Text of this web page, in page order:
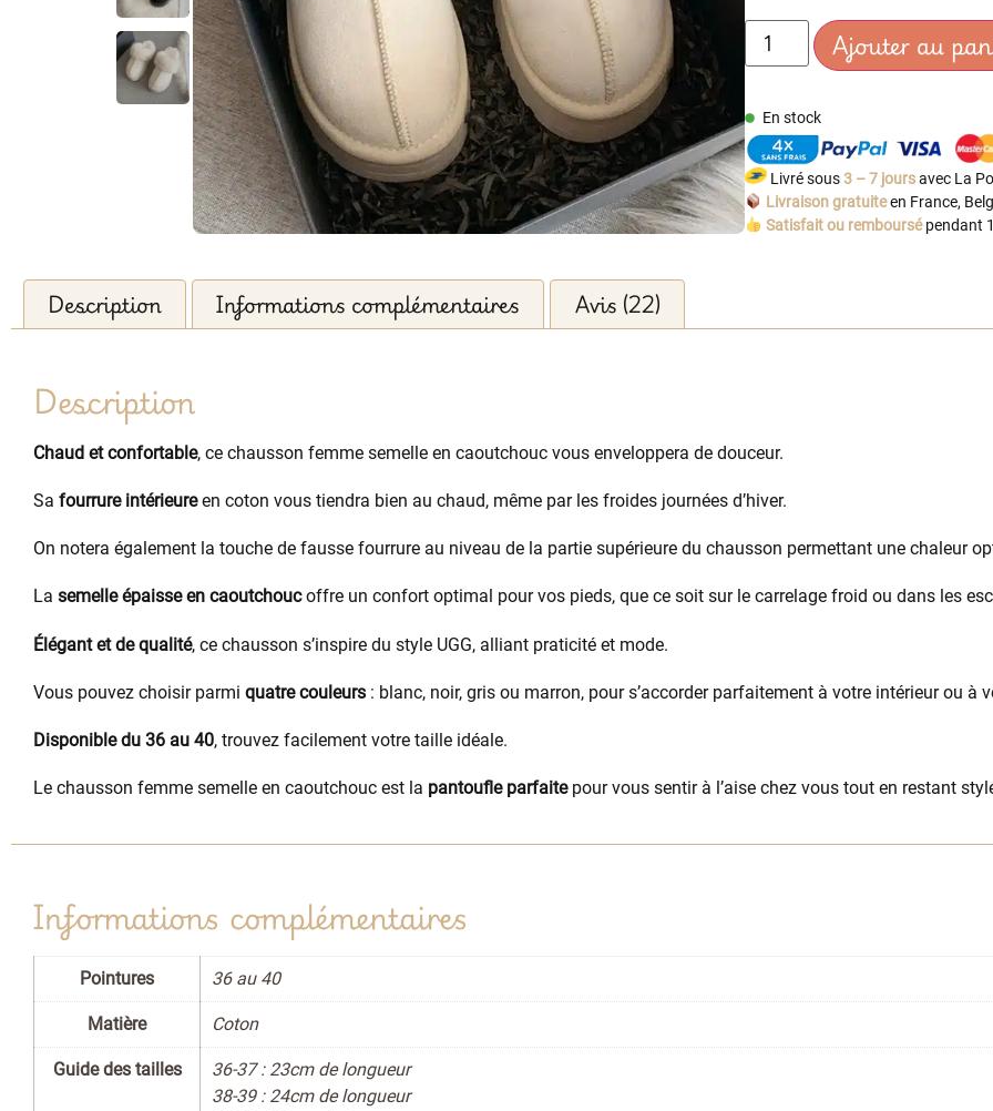
Ajouter au
En stock
Livré sous3 – 7 joursavec La
Livraison gratuiteen France,
Satisfait ou remboursépendant
Description Informations complémentaires Avis (22)
Description
Chaud et confortable, ce chausson femme semelle en caoutchouc vous enveloppera de douceur.
Sa fourrure intérieureen coton vous tiendra bien au chaud, même par les froides journées d’hiver.
On notera également la touche de fausse fourrure au niveau de la partie supérieure du chausson permettant une chaleur
La semelle épaisse en caoutchoucoffre un confort optimal pour vos pieds, que ce soit sur le carrelage froid ou dans les
Élégant et de qualité, ce chausson s’inspire du style UGG, alliant praticité et mode.
Vous pouvez choisir parmi quatre couleurs : blanc, noir, gris ou marron, pour s’accorder parfaitement à votre intérieur ou à
Disponible du 36 au 40, trouvez facilement votre taille idéale.
Le chausson femme semelle en caoutchouc est la pantoufle parfaitepour vous sentir à l’aise chez vous tout en restant
Informations complémentaires
Pointures 36 au 40
Matière Coton
Guide des tailles
36-37 : 23cm de longueur
38-39 : 24cm de longueur